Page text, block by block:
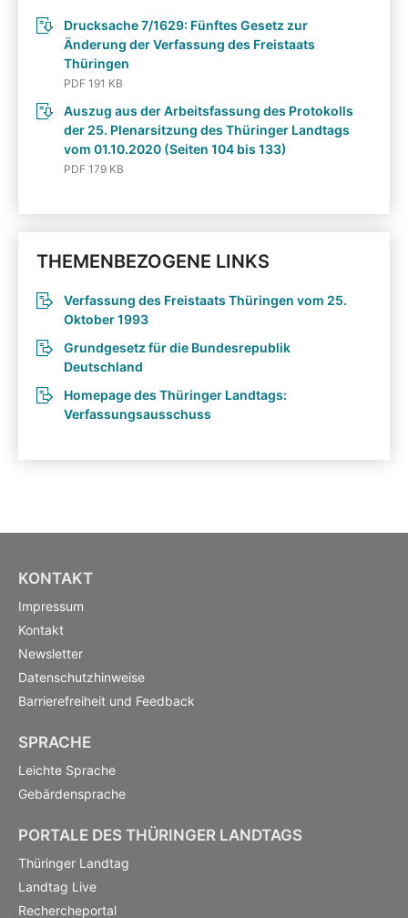
Drucksache 7/1629: Fünftes Gesetz zur
Änderung der Verfassung des Freistaats
Thüringen
PDF 191 KB
Auszug aus der Arbeitsfassung des Protokolls
der 25. Plenarsitzung des Thüringer Landtags
vom 01.10.2020 (Seiten 104 bis 133)
PDF 179 KB
THEMENBEZOGENE LINKS
Verfassung des Freistaats Thüringen vom 25.
Oktober 1993
Grundgesetz für die Bundesrepublik
Deutschland
Homepage des Thüringer Landtags:
Verfassungsausschuss
KONTAKT
Impressum
Kontakt
Newsletter
Datenschutzhinweise
Barrierefreiheit und Feedback
SPRACHE
Leichte Sprache
Gebärdensprache
PORTALE DES THÜRINGER LANDTAGS
Thüringer Landtag
Landtag Live
Rechercheportal